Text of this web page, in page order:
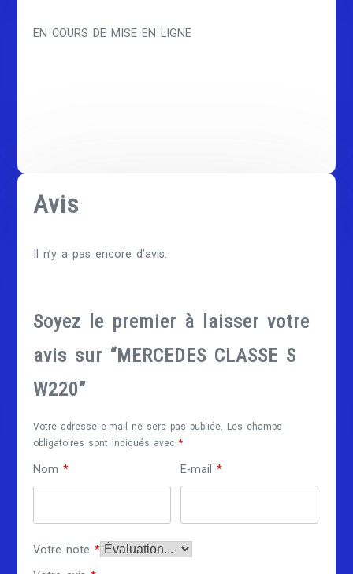
EN COURS DE MISE EN LIGNE
Avis
Il n’y a pas encore d’avis.
Soyez le premier à laisser votre
avis sur “MERCEDES CLASSE S
W220”
Votre adresse e-mail ne sera pas publiée.
Les champs
obligatoires sont indiqués avec*
Nom* E-mail*
Votre note*